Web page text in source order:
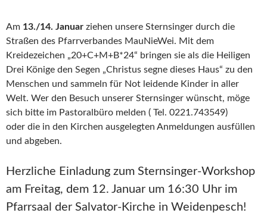
Am 13./14. Januar ziehen unsere Sternsinger durch die
Straßen des Pfarrverbandes MauNieWei. Mit dem
Kreidezeichen „20+C+M+B*24“ bringen sie als die Heiligen
Drei Könige den Segen „Christus segne dieses Haus“ zu den
Menschen und sammeln für Not leidende Kinder in aller
Welt. Wer den Besuch unserer Sternsinger wünscht, möge
sich bitte im Pastoralbüro melden ( Tel. 0221.743549)
oder die in den Kirchen ausgelegten Anmeldungen ausfüllen
und abgeben.
Herzliche Einladung zum Sternsinger-Workshop
am Freitag, dem 12. Januar um 16:30 Uhr im
Pfarrsaal der Salvator-Kirche in Weidenpesch!